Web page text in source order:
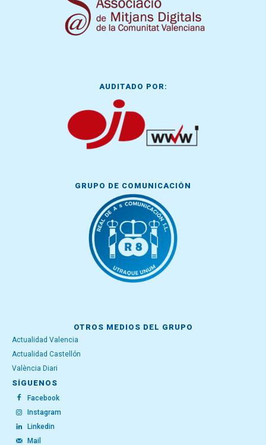
AUDITADO POR:
GRUPO DE COMUNICACIÓN
OTROS MEDIOS DEL GRUPO
Actualidad Valencia
Actualidad Castellón
València Diari
SÍGUENOS
Facebook
Instagram
Linkedin
Mail